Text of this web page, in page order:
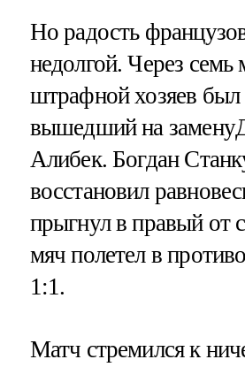
Но радость
недолгой. Через семь
штрафной хозяев был
вышедший на
Алибек. Богдан
восстановил
прыгнул в правый от
мяч полетел в
1:1.
Матч стремился к